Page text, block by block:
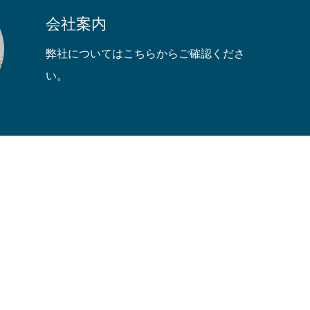
会社案内
弊社についてはこちらからご確認くださ
い。